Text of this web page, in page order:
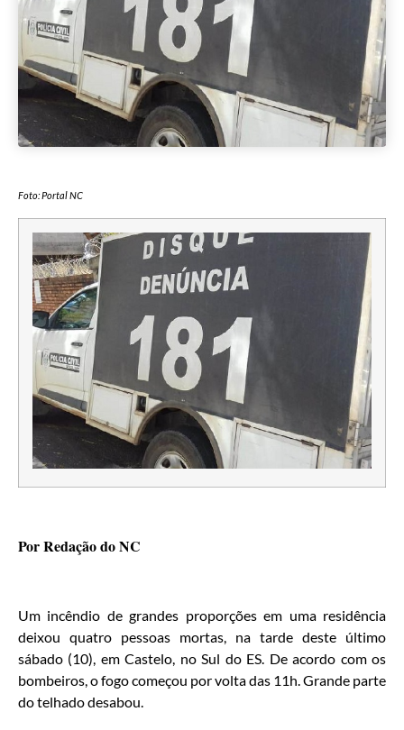
Foto: Portal NC
Por Redação do NC
Um incêndio de grandes proporções em uma residência
deixou quatro pessoas mortas, na tarde deste último
sábado (10), em Castelo, no Sul do ES. De acordo com os
bombeiros, o fogo começou por volta das 11h. Grande parte
do telhado desabou.